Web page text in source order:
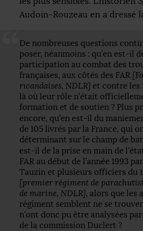
Audoin-Rouzeau en a dressé
De nombreuses questions
poser, néanmoins : qu’en est-il
participation au combat des
françaises, aux côtés des FAR
rwandaises, NDLR] et contre les
là où leur rôle n’était
formation et de soutien ? Plus
encore, qu’en est-il du
de 105 livrés par la France, qui
déterminant sur le champ de
est-il de la prise en main de
FAR au début de l’année 1993
Tauzin et plusieurs officiers du 1
[premier régiment de
de marine, NDLR], alors que les
régiment semblent ne se
n’ont donc pu être analysées
de la commission Duclert ?